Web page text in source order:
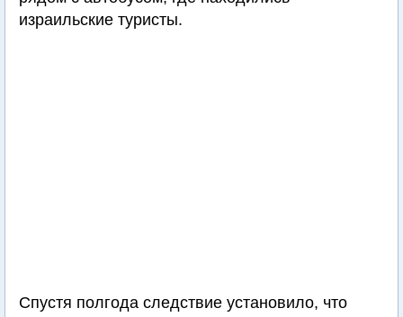
Редкие кадры. В Эйлате
Read More